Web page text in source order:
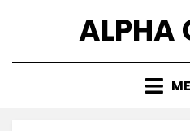
ALPHA